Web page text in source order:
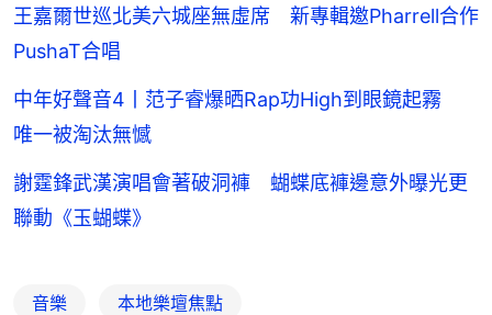
王嘉爾世巡北美六城座無虛席 新專輯邀Pharrell合作
PushaT合唱
中年好聲音4丨范子睿爆晒Rap功High到眼鏡起霧
唯一被淘汰無憾
謝霆鋒武漢演唱會著破洞褲 蝴蝶底褲邊意外曝光更
聯動《玉蝴蝶》
音樂 本地樂壇焦點